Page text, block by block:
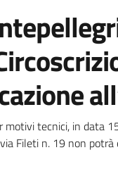
notizia
motivi tecnici, in data
Fileti n. 19 non potrà